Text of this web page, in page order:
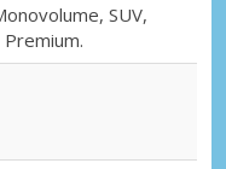
SUV,